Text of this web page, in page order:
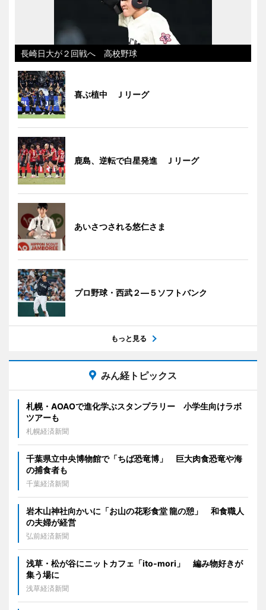
長崎日大が２回戦へ 高校野球
喜ぶ植中 Ｊリーグ
鹿島、逆転で白星発進 Ｊリーグ
あいさつされる悠仁さま
プロ野球・西武２―５ソフトバンク
もっと見る
みん経トピックス
札幌・AOAOで進化学ぶスタンプラリー 小学生向けラボ
ツアーも
札幌経済新聞
千葉県立中央博物館で「ちば恐竜博」 巨大肉食恐竜や海
の捕食者も
千葉経済新聞
岩木山神社向かいに「お山の花彩食堂 龍の憩」 和食職人
の夫婦が経営
弘前経済新聞
浅草・松が谷にニットカフェ「ito-mori」 編み物好きが
集う場に
浅草経済新聞